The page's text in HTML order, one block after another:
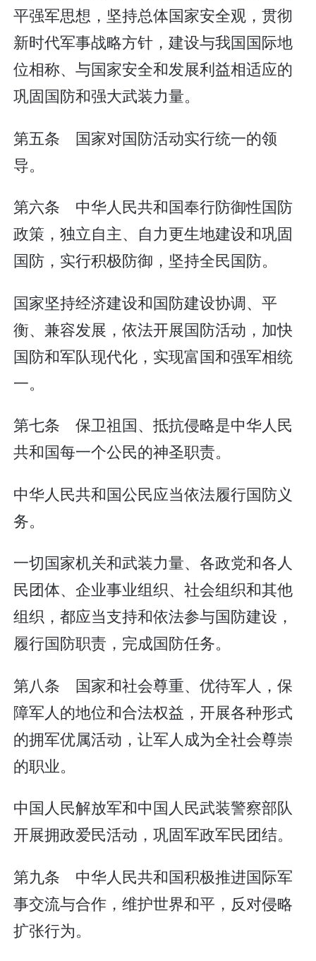
平强军思想，坚持总体国家安全观，贯彻
新时代军事战略方针，建设与我国国际地
位相称、与国家安全和发展利益相适应的
巩固国防和强大武装力量。
第五条 国家对国防活动实行统一的领
导。
第六条 中华人民共和国奉行防御性国防
政策，独立自主、自力更生地建设和巩固
国防，实行积极防御，坚持全民国防。
国家坚持经济建设和国防建设协调、平
衡、兼容发展，依法开展国防活动，加快
国防和军队现代化，实现富国和强军相统
一。
第七条 保卫祖国、抵抗侵略是中华人民
共和国每一个公民的神圣职责。
中华人民共和国公民应当依法履行国防义
务。
一切国家机关和武装力量、各政党和各人
民团体、企业事业组织、社会组织和其他
组织，都应当支持和依法参与国防建设，
履行国防职责，完成国防任务。
第八条 国家和社会尊重、优待军人，保
障军人的地位和合法权益，开展各种形式
的拥军优属活动，让军人成为全社会尊崇
的职业。
中国人民解放军和中国人民武装警察部队
开展拥政爱民活动，巩固军政军民团结。
第九条 中华人民共和国积极推进国际军
事交流与合作，维护世界和平，反对侵略
扩张行为。